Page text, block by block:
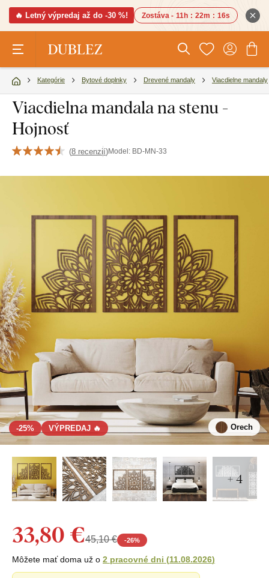
🔥 Letný výpredaj až do -30 %! Zostáva - 11h : 22m : 14s
Kategórie Bytové doplnky Drevené mandaly Viacdielne mandaly
Viacdielna mandala na stenu -
Hojnosť
(8 recenzií)Model: BD-MN-33
-25% VÝPREDAJ 🔥 Orech
+ 4
33,80 €45,10 € -26%
Môžete mať doma už o 2 pracovné dni (11.08.2026)